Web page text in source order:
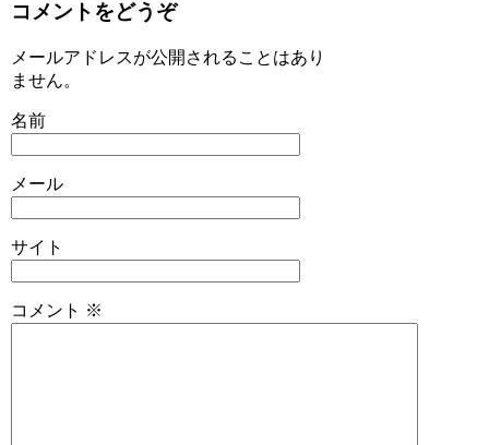
コメントをどうぞ
メールアドレスが公開されることはあり
ません。
名前
メール
サイト
コメント ※